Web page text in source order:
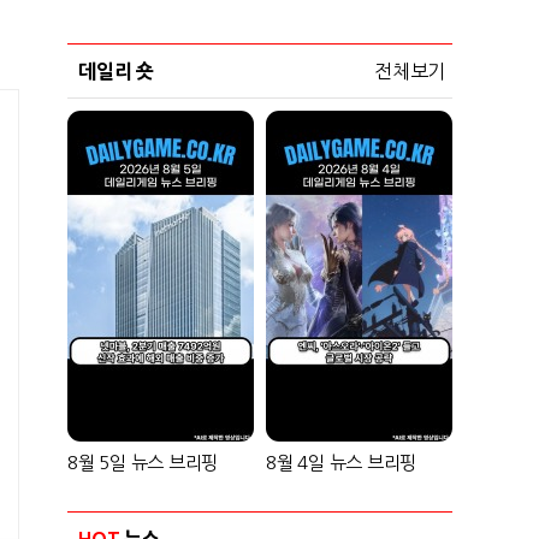
데일리 숏 전체보기
8월 5일 뉴스 브리핑 8월 4일 뉴스 브리핑